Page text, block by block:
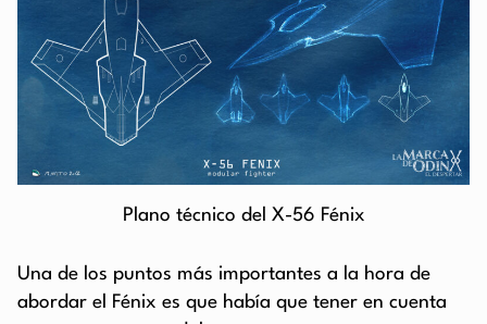
Plano técnico del X-56 Fénix
Una de los puntos más importantes a la hora de
abordar el Fénix es que había que tener en cuenta